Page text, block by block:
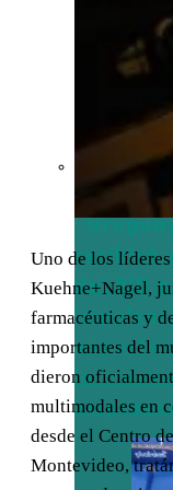
recibirá
del BID
impulsar
la
Uno de los
Kuehne+Nagel,
farmacéuticas y
importantes del
dieron
multimodales en
desde el Centro
Montevideo,